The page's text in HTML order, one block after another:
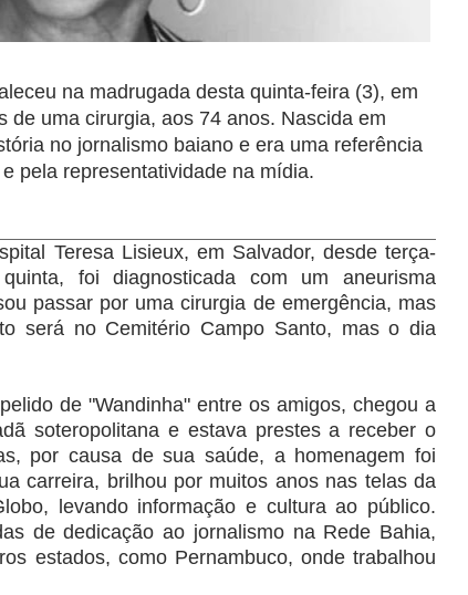
na madrugada desta quinta-feira (3), em
de uma cirurgia, aos 74 anos. Nascida em
no jornalismo baiano e era uma referência
pela representatividade na mídia.
Teresa Lisieux, em Salvador, desde terça-
foi diagnosticada com um aneurisma
passar por uma cirurgia de emergência, mas
será no Cemitério Campo Santo, mas o dia
de "Wandinha" entre os amigos, chegou a
soteropolitana e estava prestes a receber o
por causa de sua saúde, a homenagem foi
carreira, brilhou por muitos anos nas telas da
levando informação e cultura ao público.
de dedicação ao jornalismo na Rede Bahia,
estados, como Pernambuco, onde trabalhou